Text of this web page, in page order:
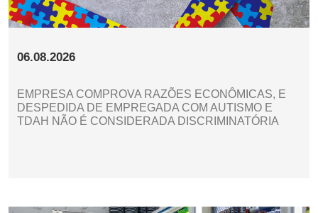
06.08.2026
EMPRESA COMPROVA RAZÕES ECONÔMICAS, E
DESPEDIDA DE EMPREGADA COM AUTISMO E
TDAH NÃO É CONSIDERADA DISCRIMINATÓRIA